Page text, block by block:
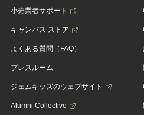
小売業者サポート
キャンパス ストア
よくある質問（FAQ）
プレスルーム
ジェムキッズのウェブサイト
Alumni Collective